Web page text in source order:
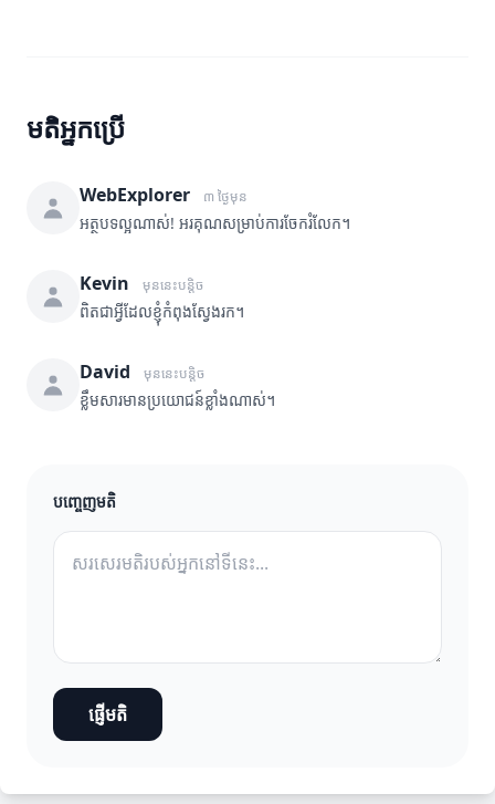
មតិអ្នកប្រើ
WebExplorer ៣ ថ្ងៃមុន
អត្ថបទល្អណាស់! អរគុណសម្រាប់ការចែករំលែក។
Kevin មុននេះបន្តិច
ពិតជាអ្វីដែលខ្ញុំកំពុងស្វែងរក។
David មុននេះបន្តិច
ខ្លឹមសារមានប្រយោជន៍ខ្លាំងណាស់។
បញ្ចេញមតិ
ផ្ញើមតិ